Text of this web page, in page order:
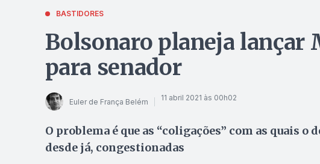
BASTIDORES
Bolsonaro planeja lançar
para senador
Euler de França Belém 11 abril 2021 às 00h02
O problema é que as “coligações” com as quais
desde já, congestionadas